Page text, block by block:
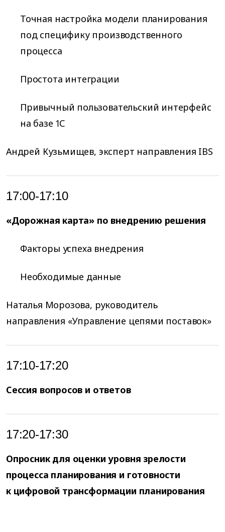
Точная настройка модели планирования
под специфику производственного
процесса
Простота интеграции
Привычный пользовательский интерфейс
на базе 1С
Андрей Кузьмищев, эксперт направления IBS
17:00-17:10
«Дорожная карта» по внедрению решения
Факторы успеха внедрения
Необходимые данные
Наталья Морозова, руководитель
направления «Управление цепями поставок»
17:10-17:20
Сессия вопросов и ответов
17:20-17:30
Опросник для оценки уровня зрелости
процесса планирования и готовности
к цифровой трансформации планирования